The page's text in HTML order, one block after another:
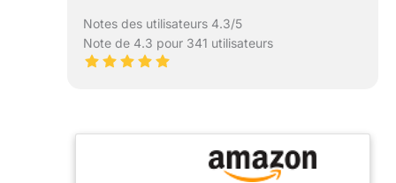
Notes des utilisateurs 4.3/5
Note de 4.3 pour 341 utilisateurs